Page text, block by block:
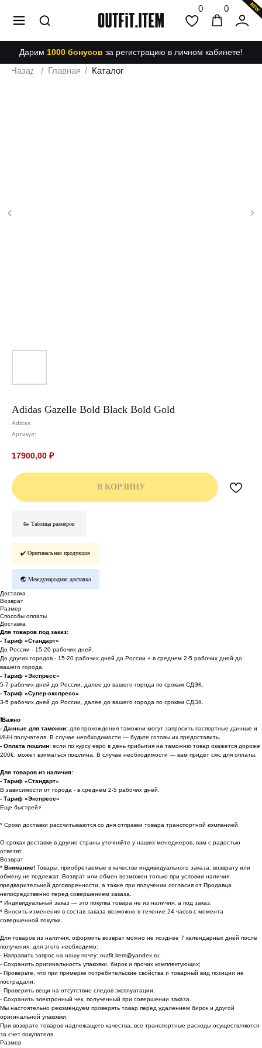
Назад Главная
/ Каталог
/
Adidas Gazelle Bold Black Bold Gold
Adidas
Артикул:
17900,00 ₽
В КОРЗИНУ
👟 Таблица размеров
✔️ Оригинальная продукция
🌏 Международная доставка
Доставка
Возврат
Размер
Способы оплаты
Доставка
Для товаров под заказ:
- Тариф «Стандарт»
До России - 15-20 рабочих дней.
До других городов - 15-20 рабочих дней до России + в среднем 2-5 рабочих дней до
вашего города.
- Тариф «Экспресс»
5-7 рабочих дней до России, далее до вашего города по срокам СДЭК.
- Тариф «Супер-экспресс»
3-5 рабочих дней до России, далее до вашего города по срокам СДЭК.
❗️Важно
- Данные для таможни: для прохождения таможни могут запросить паспортные данные и
ИНН получателя. В случае необходимости — будьте готовы их предоставить.
- Оплата пошлин: если по курсу евро в день прибытия на таможню товар окажется дороже
200€, может взиматься пошлина. В случае необходимости — вам придёт смс для оплаты.
Для товаров из наличия:
- Тариф «Стандарт»
В зависимости от города - в среднем 2-5 рабочих дней.
- Тариф «Экспресс»
Еще быстрей⚡
* Cроки доставки рассчитываются со дня отправки товара транспортной компанией.
О сроках доставки в другие страны уточняйте у наших менеджеров, вам с радостью
ответят.
Возврат
* Внимание! Товары, приобретаемые в качестве индивидуального заказа, возврату или
обмену не подлежат. Возврат или обмен возможен только при условии наличия
предварительной договоренности, а также при получении согласия от Продавца
непосредственно перед совершением заказа.
* Индивидуальный заказ — это покупка товара не из наличия, а под заказ.
* Вносить изменения в состав заказа возможно в течение 24 часов с момента
совершенной покупки.
Для товаров из наличия, оформить возврат можно не позднее 7 календарных дней после
получения, для этого необходимо:
- Направить запрос на нашу почту: outfit.item@yandex.ru;
- Сохранить оригинальность упаковки, бирок и прочих комплектующих;
- Проверьте, что при примерке потребительские свойства и товарный вид позиции не
пострадали;
- Проверить вещи на отсутствие следов эксплуатации;
- Сохранить электронный чек, полученный при совершении заказа.
Мы настоятельно рекомендуем проверять товар перед удалением бирок и другой
оригинальной упаковки.
При возврате товаров надлежащего качества, все транспортные расходы осуществляются
за счет покупателя.
Размер